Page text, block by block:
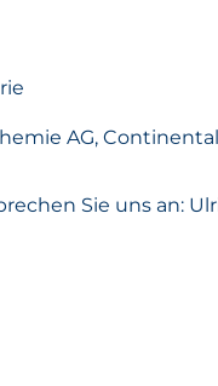
AG,
Sie uns an: